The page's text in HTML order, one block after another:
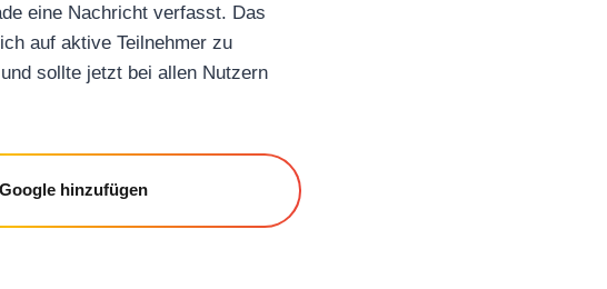
eine Nachricht verfasst. Das
auf aktive Teilnehmer zu
sollte jetzt bei allen Nutzern
hinzufügen